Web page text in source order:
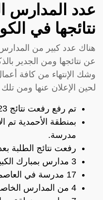
عدد المدارس
نتائجها في
هناك عدد كبير من
عن نتائجها ومن الجدير
وشك الإنتهاء من كافة
لحين الإعلان عنها ومن
تم رفع رفعت نتائج 23 مدرسة في الفروانية.
مدرسة.
رفعت نتائج الطلبة بعدد 32 مدرسة بمنطقة
3 مدارس بمبارك الكبير رفعت نتائج طلابهم.
17 مدرسة في العاصمة الكويت رفعت نتائج طلابها.
4 من المدارس الخاصة رفعت درجات طلابها.